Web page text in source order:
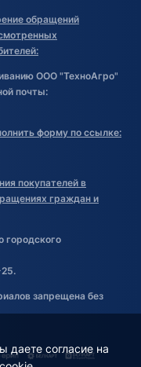
обращений
ООО "ТехноАгро"
почты:
форму по ссылке:
покупателей в
граждан и
городского
запрещена без
даете согласие на